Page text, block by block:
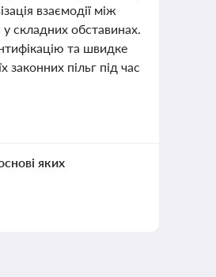
взаємодії між
складних обставинах.
та швидке
пільг під час
яких